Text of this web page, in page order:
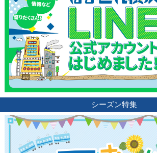
シーズン特集
観光ガイド